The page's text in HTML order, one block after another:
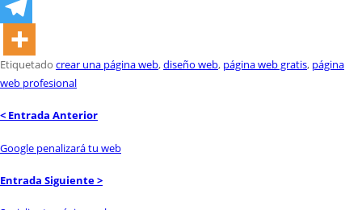
Etiquetado crear una página web,diseño web, página web gratis, página
web profesional
< Entrada Anterior
Google penalizará tu web
Entrada Siguiente >